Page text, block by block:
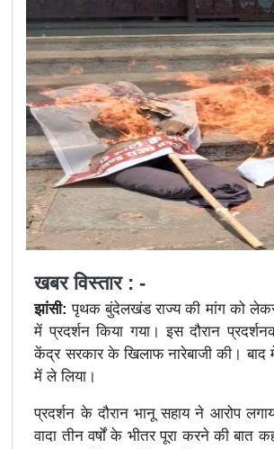
खबर विस्तार : -
झांसी:पृथक बुंदेलखंड राज्य की मांग को लेकर
में प्रदर्शन किया गया। इस दौरान
केंद्र सरकार के खिलाफ नारेबाजी की। बाद
में ले लिया।
प्रदर्शन के दौरान भानू सहाय ने आरोप
वादा तीन वर्षों के भीतर पूरा करने की बात